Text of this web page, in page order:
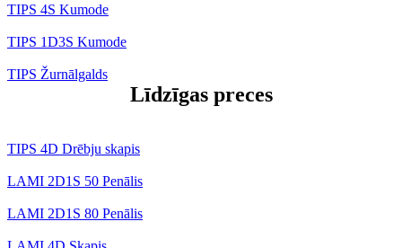
TIPS 4S Kumode
TIPS 1D3S Kumode
TIPS Žurnālgalds
Līdzīgas preces
TIPS 4D Drēbju skapis
LAMI 2D1S 50 Penālis
LAMI 2D1S 80 Penālis